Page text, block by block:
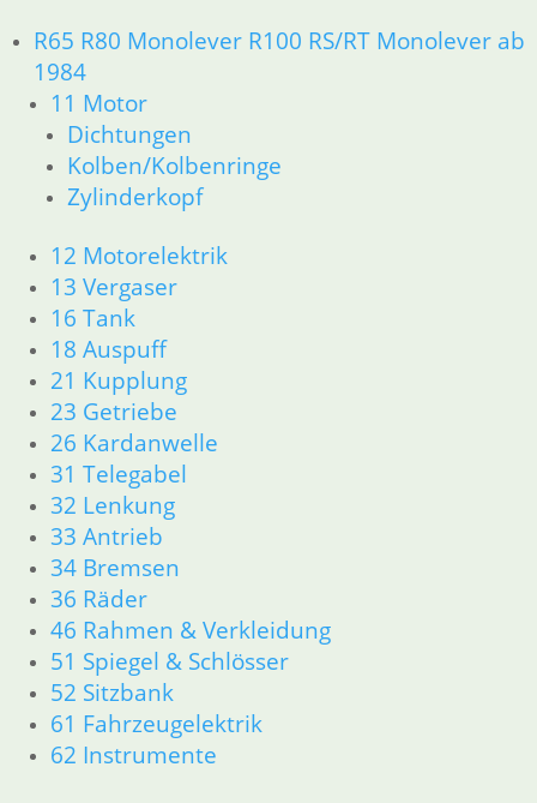
R65 R80 Monolever R100 RS/RT Monolever ab
1984
11 Motor
Dichtungen
Kolben/Kolbenringe
Zylinderkopf
12 Motorelektrik
13 Vergaser
16 Tank
18 Auspuff
21 Kupplung
23 Getriebe
26 Kardanwelle
31 Telegabel
32 Lenkung
33 Antrieb
34 Bremsen
36 Räder
46 Rahmen & Verkleidung
51 Spiegel & Schlösser
52 Sitzbank
61 Fahrzeugelektrik
62 Instrumente
63 Scheinwerfer
R60/6 – R90/S
11 Motor
Dichtungen
Kolben/Kolbenringe
Zylinderkopf
12 Motorelektrik
16 Tank
18 Auspuff
21 Kupplung
23 Getriebe
26 Kardanwelle
31 Telegabel
32 Lenkung
33 Antrieb
34 Bremsen
36 Räder
46 Rahmen & Verkleidung R60/6 – R90/S
51 Spiegel & Schlösser
52 Sitzbank
61 Fahrzeugelektrik
62 Instrumente
R 60/7 – R 100 RT Bj. 1976 – 1979
11 Motor
Dichtungen
Kolben/Kolbenringe